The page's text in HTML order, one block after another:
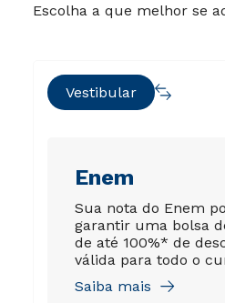
Escolha a que melhor se
Vestibular
Enem
Sua nota do Enem
garantir uma bolsa
de até 100%* de
válida para todo o
Saiba mais